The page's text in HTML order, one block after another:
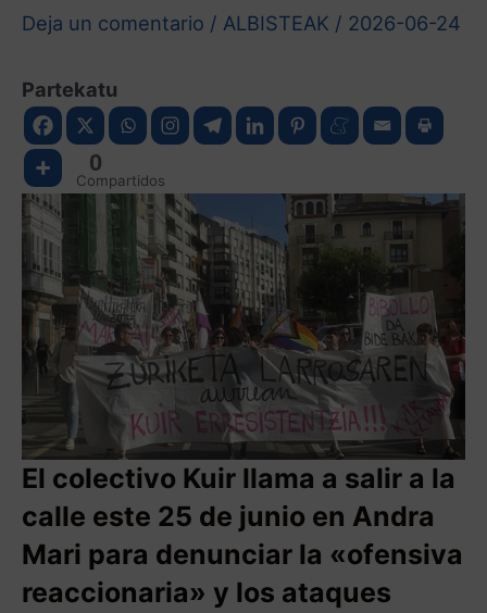
Deja un comentario / ALBISTEAK / 2026-06-24
Partekatu
0
Compartidos
El colectivo Kuir llama a salir a la
calle este 25 de junio en Andra
Mari para denunciar la «ofensiva
reaccionaria» y los ataques